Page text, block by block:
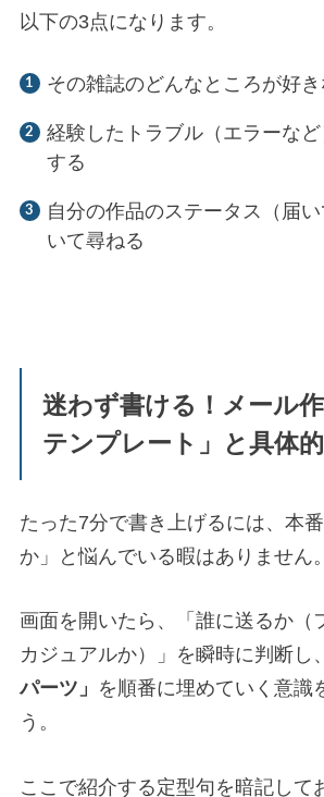
以下の3点になります。
その雑誌のどんなところが好
経験したトラブル（エラーな
する
自分の作品のステータス（届
いて尋ねる
迷わず書ける！メール
テンプレート」と具体
たった7分で書き上げるには、本
か」と悩んでいる暇はありません。
画面を開いたら、「誰に送るか（
カジュアルか）」を瞬時に判断し
パーツ」 を順番に埋めていく意識
う。
ここで紹介する定型句を暗記して